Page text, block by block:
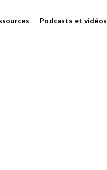
Podcasts et vidéos